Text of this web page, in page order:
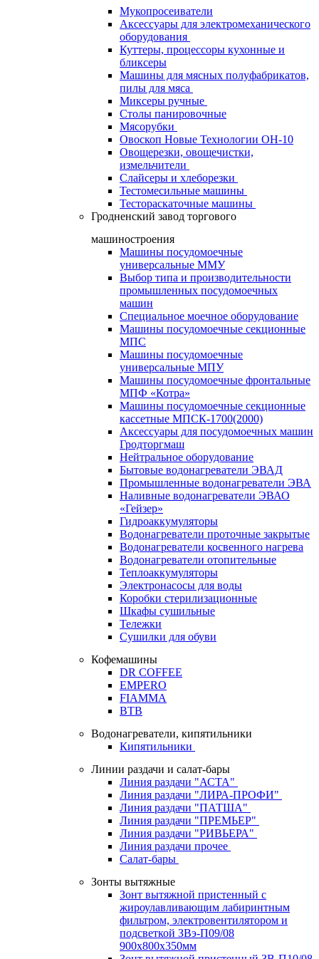
Мукопросеиватели
Аксессуары для электромеханического
оборудования
Куттеры, процессоры кухонные и
бликсеры
Машины для мясных полуфабрикатов,
пилы для мяса
Миксеры ручные
Столы панировочные
Мясорубки
Овоскоп Новые Технологии ОН-10
Овощерезки, овощечистки,
измельчители
Слайсеры и хлеборезки
Тестомесильные машины
Тестораскаточные машины
Гродненский завод торгового
машиностроения
Машины посудомоечные
универсальные ММУ
Выбор типа и производительности
промышленных посудомоечных
машин
Специальное моечное оборудование
Машины посудомоечные секционные
МПС
Машины посудомоечные
универсальные МПУ
Машины посудомоечные фронтальные
МПФ «Котра»
Машины посудомоечные секционные
кассетные МПСК-1700(2000)
Аксессуары для посудомоечных машин
Гродторгмаш
Нейтральное оборудование
Бытовые водонагреватели ЭВАД
Промышленные водонагреватели ЭВА
Наливные водонагреватели ЭВАО
«Гейзер»
Гидроаккумуляторы
Водонагреватели проточные закрытые
Водонагреватели косвенного нагрева
Водонагреватели отопительные
Теплоаккумуляторы
Электронасосы для воды
Коробки стерилизационные
Шкафы сушильные
Тележки
Сушилки для обуви
Кофемашины
DR COFFEE
EMPERO
FIAMMA
BTB
Водонагреватели, кипятильники
Кипятильники
Линии раздачи и салат-бары
Линия раздачи "АСТА"
Линия раздачи "ЛИРА-ПРОФИ"
Линия раздачи "ПАТША"
Линия раздачи "ПРЕМЬЕР"
Линия раздачи "РИВЬЕРА"
Линия раздачи прочее
Салат-бары
Зонты вытяжные
Зонт вытяжной пристенный с
жироулавливающим лабиринтным
фильтром, электровентилятором и
подсветкой ЗВэ-П09/08
900х800х350мм